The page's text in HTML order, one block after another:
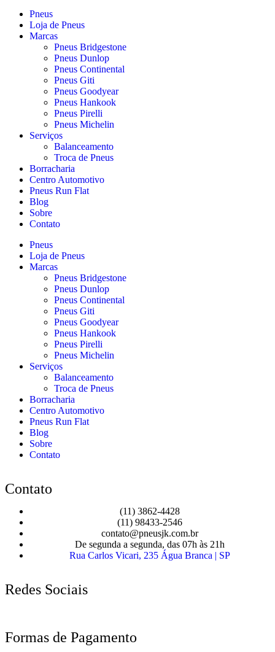
Pneus
Loja de Pneus
Marcas
Pneus Bridgestone
Pneus Dunlop
Pneus Continental
Pneus Giti
Pneus Goodyear
Pneus Hankook
Pneus Pirelli
Pneus Michelin
Serviços
Balanceamento
Troca de Pneus
Borracharia
Centro Automotivo
Pneus Run Flat
Blog
Sobre
Contato
Pneus
Loja de Pneus
Marcas
Pneus Bridgestone
Pneus Dunlop
Pneus Continental
Pneus Giti
Pneus Goodyear
Pneus Hankook
Pneus Pirelli
Pneus Michelin
Serviços
Balanceamento
Troca de Pneus
Borracharia
Centro Automotivo
Pneus Run Flat
Blog
Sobre
Contato
Contato
(11) 3862-4428
(11) 98433-2546
contato@pneusjk.com.br
De segunda a segunda, das 07h às 21h
Rua Carlos Vicari, 235 Água Branca | SP
Redes Sociais
Formas de Pagamento